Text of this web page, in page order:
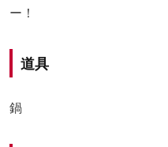
ー！
道具
鍋